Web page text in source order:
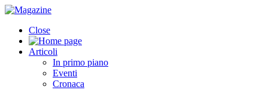
Close
Articoli
In primo piano
Eventi
Cronaca